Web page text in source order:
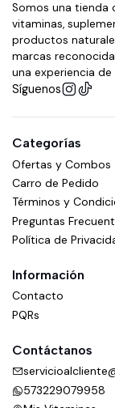
Somos una tienda
vitaminas,
productos
marcas
una experiencia
Síguenos
Categorías
Ofertas y Combos
Carro de Pedido
Términos y
Preguntas
Política de
Información
Contacto
PQRs
Contáctanos
573229079958